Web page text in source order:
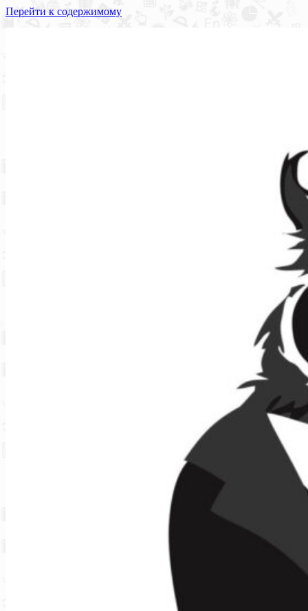
Перейти к содержимому